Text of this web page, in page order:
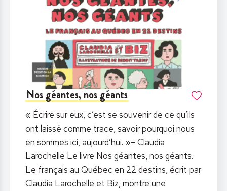
Nos géantes, nos géants
« Écrire sur eux, c’est se souvenir de ce qu’ils
ont laissé comme trace, savoir pourquoi nous
en sommes ici, aujourd’hui. »– Claudia
Larochelle Le livre Nos géantes, nos géants.
Le français au Québec en 22 destins, écrit par
Claudia Larochelle et Biz, montre une